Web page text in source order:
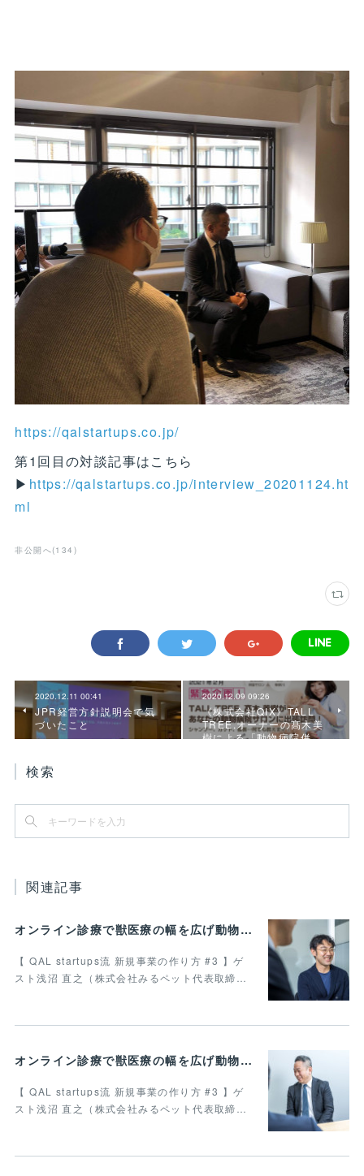
https://qalstartups.co.jp/
第1回目の対談記事はこちら
▶ https://qalstartups.co.jp/interview_20201124.ht
ml
非公開へ(134 )
2020.12.11 00:41
JPR経営方針説明会で気
づいたこと
2020.12.09 09:26
《株式会社QIX》TALL
TREE.オーナーの髙木美
樹による「動物病院併…
検索
関連記事
オンライン診療で獣医療の幅を広げ動物病院の業務効率化を叶えたい 最終回
【 QAL startups流 新規事業の作り方 #3 】ゲ
スト浅沼 直之（株式会社みるペット代表取締…
オンライン診療で獣医療の幅を広げ動物病院の業務効率化を叶えたい Vol.4
【 QAL startups流 新規事業の作り方 #3 】ゲ
スト浅沼 直之（株式会社みるペット代表取締…